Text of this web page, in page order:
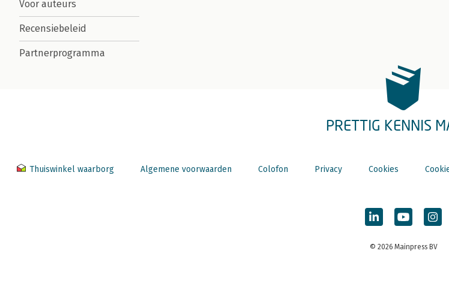
Voor auteurs
Recensiebeleid
Partnerprogramma
PRETTIG KENNIS
Thuiswinkel waarborg Algemene voorwaarden Colofon Privacy Cookies
© 2026 Mainpress BV